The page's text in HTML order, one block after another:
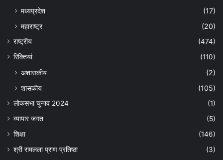
मध्यप्रदेश
(17)
महाराष्ट्र
(20)
राष्ट्रीय
(474)
रिक्तियां
(110)
अशासकीय
(2)
शासकीय
(105)
लोकसभा चुनाव 2024
(1)
व्यापार जगत
(5)
शिक्षा
(146)
श्री रामलला प्राण प्रतिष्ठा
(3)